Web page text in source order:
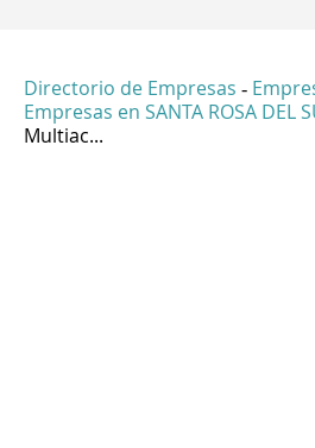
Directorio de Empresas -
Empresas en SANTA ROSA DEL
Multiac...